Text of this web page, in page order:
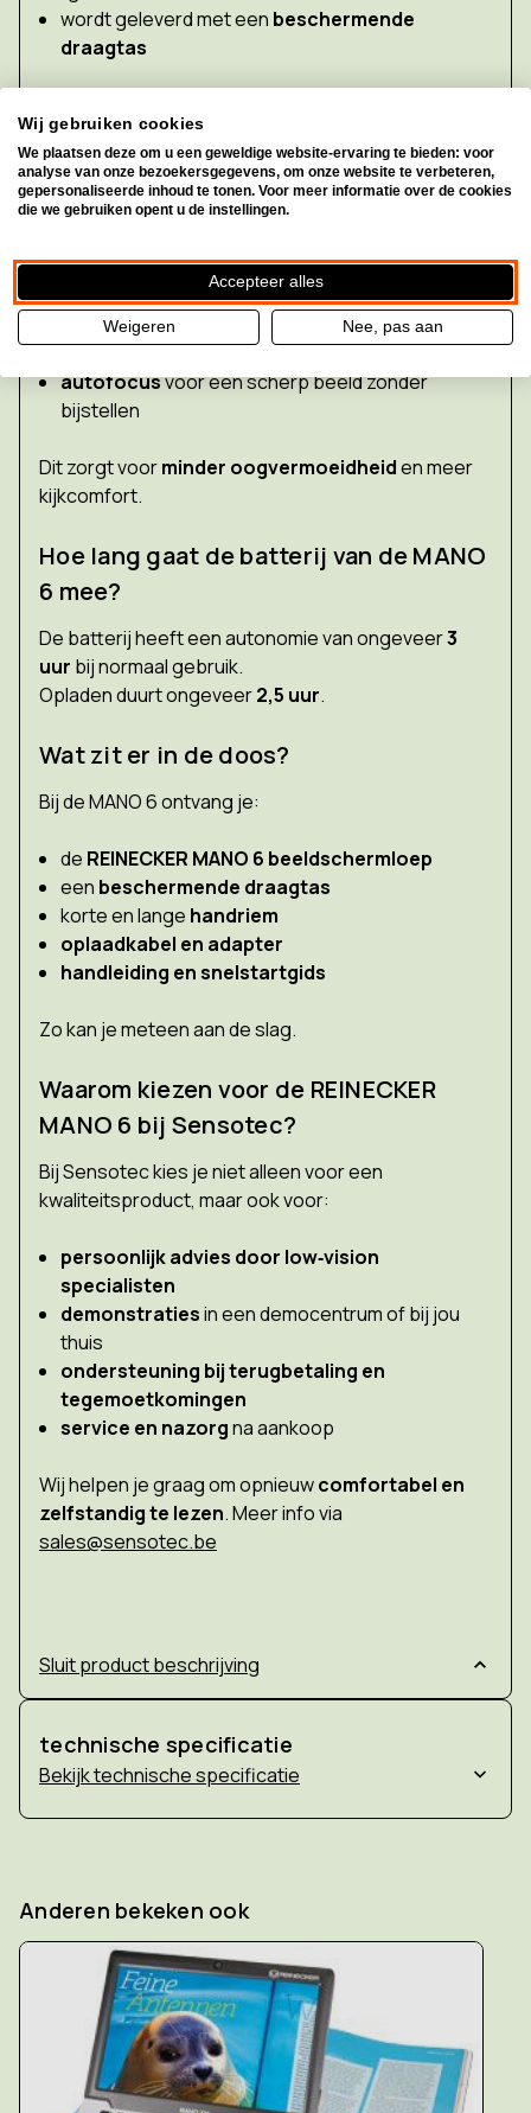
wordt geleverd met een beschermende
draagtas
op bezoek.
Heeft de MANO 6 extra kijkfuncties?
meerdere contrast- en kleurmodi
beeld bevriezen (freeze‑functie)
foto’s opslaanin het interne geheugen
autofocusvoor een scherp beeld zonder
bijstellen
Dit zorgt voorminder oogvermoeidheiden meer
kijkcomfort.
Hoe lang gaat de batterij van de MANO
6 mee?
De batterij heeft een autonomie van ongeveer3
uur bij normaal gebruik.
Opladen duurt ongeveer2,5 uur.
Wat zit er in de doos?
Bij de MANO 6 ontvang je:
de REINECKER MANO 6 beeldschermloep
een beschermende draagtas
korte en lange handriem
oplaadkabel en adapter
handleiding en snelstartgids
Zo kan je meteen aan de slag.
Waarom kiezen voor de REINECKER
MANO 6 bij Sensotec?
Bij Sensotec kies je niet alleen voor een
kwaliteitsproduct, maar ook voor:
persoonlijk advies door low‑vision
specialisten
demonstratiesin een democentrum of bij jou
thuis
ondersteuning bij terugbetaling en
tegemoetkomingen
service en nazorgna aankoop
Wij helpen je graag om opnieuwcomfortabel en
zelfstandig te lezen. Meer info via
sales@sensotec.be
Sluit product beschrijving
technische specificatie
technische specificatie
Anderen bekeken ook
Wij gebruiken cookies
We plaatsen deze om u een geweldige website-ervaring te bieden: voor
analyse van onze bezoekersgegevens, om onze website te verbeteren,
gepersonaliseerde inhoud te tonen. Voor meer informatie over de cookies
die we gebruiken opent u de instellingen.
Accepteer alles
Weigeren Nee, pas aan